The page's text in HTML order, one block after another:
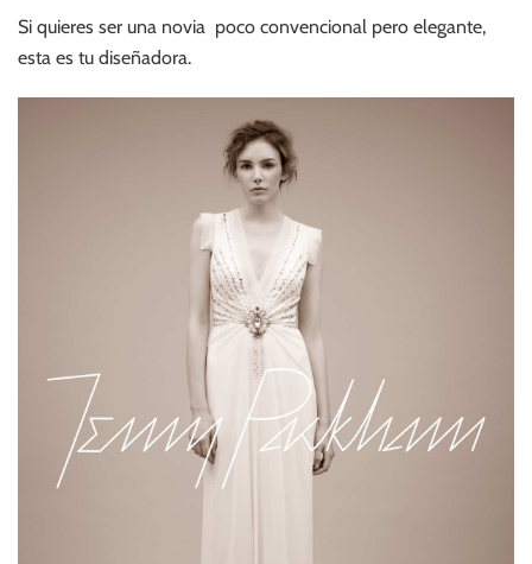
Si quieres ser una novia poco convencional pero elegante,
esta es tu diseñadora.